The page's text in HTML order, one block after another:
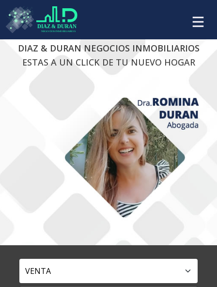
DIAZ & DURAN NEGOCIOS INMOBILIARIOS
ESTAS A UN CLICK DE TU NUEVO HOGAR